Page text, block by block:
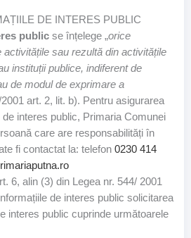
DE INTERES PUBLIC
public se înțelege „orice
sau rezultă din activitățile
instituții publice, indiferent de
de modul de exprimare a
art. 2, lit. b). Pentru asigurarea
interes public, Primaria Comunei
care are responsabilități în
fi contactat la: telefon 0230 414
6, alin (3) din Legea nr. 544/ 2001
de interes public solicitarea
interes public cuprinde următoarele